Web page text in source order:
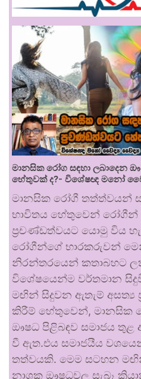
මානසික රෝග සඳහා ලබාදෙන
හේතුවක් ද?- විශේෂඥ මනෝ
මානසික රෝගී තත්ත්වයන්
භාවිතය හේතුවෙන් රෝගීන්
ප්‍රචණ්ඩත්වයට යොමු විය
රෝගීන්ගේ භාරකරුවන්
නිරන්තරයෙන් කතාබහට
විශේෂයෙන්ම වර්තමාන
මඟින් සිදුවන ඇතැම් අසත්‍ය
කිරීම් හේතුවෙන්, මානසික
ඖෂධ පිළිබඳව සමාජය
වී ඇත.එය සමාජයීය
තත්වයකි. මෙම සටහන
නාශක ඖෂධවල සැබෑ